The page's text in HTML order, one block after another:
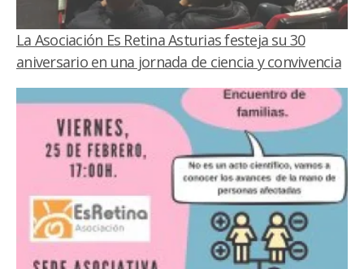
La Asociación Es Retina Asturias festeja su 30
aniversario en una jornada de ciencia y convivencia